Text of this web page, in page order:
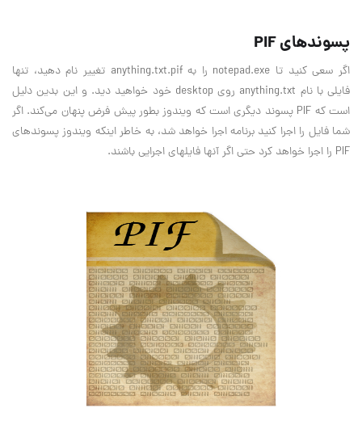
پسوندهاي PIF
اگر سعي كنيد تا notepad.exe را به anything.txt.pif تغيير نام دهيد، تنها
فايلي با نام anything.txt روي desktop خود خواهيد ديد. و اين بدين دليل
است كه PIF پسوند ديگري است كه ويندوز بطور پيش فرض پنهان مي‌كند. اگر
شما فايل را اجرا كنيد برنامه اجرا خواهد شد، به خاطر اينكه ويندوز پسوندهاي
PIF را اجرا خواهد كرد حتي اگر آنها فايلهاي اجرايي باشند.